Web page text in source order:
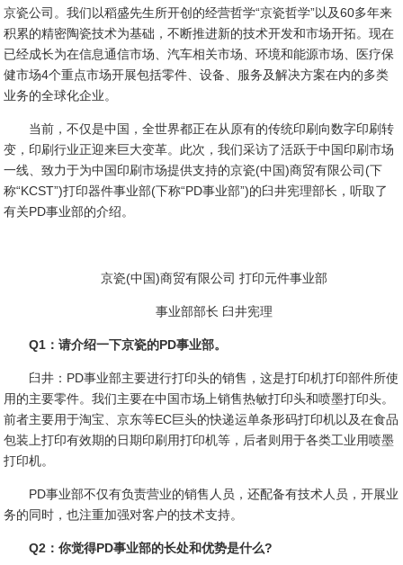
京瓷公司。我们以稻盛先生所开创的经营哲学“京瓷哲学”以及60多年来
积累的精密陶瓷技术为基础，不断推进新的技术开发和市场开拓。现在
已经成长为在信息通信市场、汽车相关市场、环境和能源市场、医疗保
健市场4个重点市场开展包括零件、设备、服务及解决方案在内的多类
业务的全球化企业。
当前，不仅是中国，全世界都正在从原有的传统印刷向数字印刷转
变，印刷行业正迎来巨大变革。此次，我们采访了活跃于中国印刷市场
一线、致力于为中国印刷市场提供支持的京瓷(中国)商贸有限公司(下
称“KCST”)打印器件事业部(下称“PD事业部”)的臼井宪理部长，听取了
有关PD事业部的介绍。
京瓷(中国)商贸有限公司 打印元件事业部
事业部部长 臼井宪理
Q1：请介绍一下京瓷的PD事业部。
臼井：PD事业部主要进行打印头的销售，这是打印机打印部件所使
用的主要零件。我们主要在中国市场上销售热敏打印头和喷墨打印头。
前者主要用于淘宝、京东等EC巨头的快递运单条形码打印机以及在食品
包装上打印有效期的日期印刷用打印机等，后者则用于各类工业用喷墨
打印机。
PD事业部不仅有负责营业的销售人员，还配备有技术人员，开展业
务的同时，也注重加强对客户的技术支持。
Q2：你觉得PD事业部的长处和优势是什么?